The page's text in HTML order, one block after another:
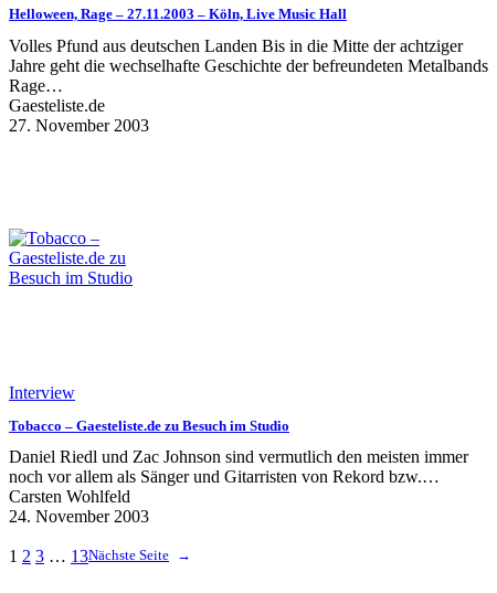
Helloween, Rage – 27.11.2003 – Köln, Live Music Hall
Volles Pfund aus deutschen Landen Bis in die Mitte der achtziger
Jahre geht die wechselhafte Geschichte der befreundeten Metalbands
Rage…
Gaesteliste.de
27. November 2003
Interview
Tobacco – Gaesteliste.de zu Besuch im Studio
Daniel Riedl und Zac Johnson sind vermutlich den meisten immer
noch vor allem als Sänger und Gitarristen von Rekord bzw.…
Carsten Wohlfeld
24. November 2003
1 2 3 … 13Nächste Seite →